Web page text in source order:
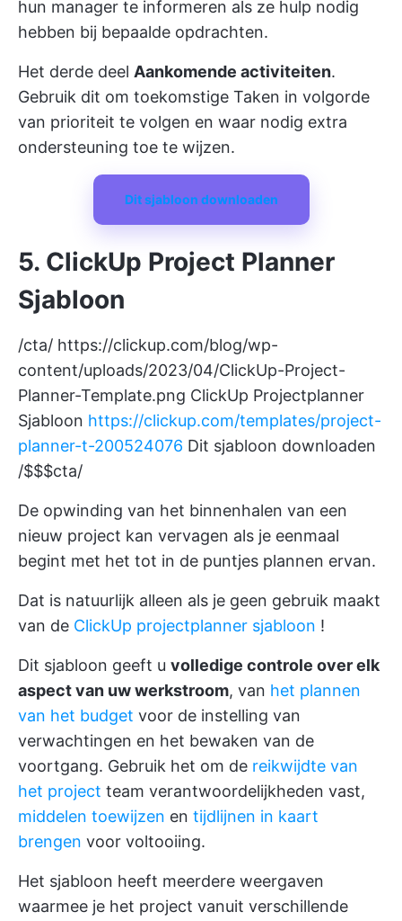
hun manager te informeren als ze hulp nodig
hebben bij bepaalde opdrachten.
Het derde deel Aankomende activiteiten.
Gebruik dit om toekomstige Taken in volgorde
van prioriteit te volgen en waar nodig extra
ondersteuning toe te wijzen.
Dit sjabloon downloaden
5. ClickUp Project Planner
Sjabloon
/cta/ https://clickup.com/blog/wp-
content/uploads/2023/04/ClickUp-Project-
Planner-Template.png ClickUp Projectplanner
Sjabloon https://clickup.com/templates/project-
planner-t-200524076 Dit sjabloon downloaden
/$$$cta/
De opwinding van het binnenhalen van een
nieuw project kan vervagen als je eenmaal
begint met het tot in de puntjes plannen ervan.
Dat is natuurlijk alleen als je geen gebruik maakt
van de ClickUp projectplanner sjabloon !
Dit sjabloon geeft u volledige controle over elk
aspect van uw werkstroom, van het plannen
van het budget voor de instelling van
verwachtingen en het bewaken van de
voortgang. Gebruik het om de reikwijdte van
het project team verantwoordelijkheden vast,
middelen toewijzen en tijdlijnen in kaart
brengen voor voltooiing.
Het sjabloon heeft meerdere weergaven
waarmee je het project vanuit verschillende